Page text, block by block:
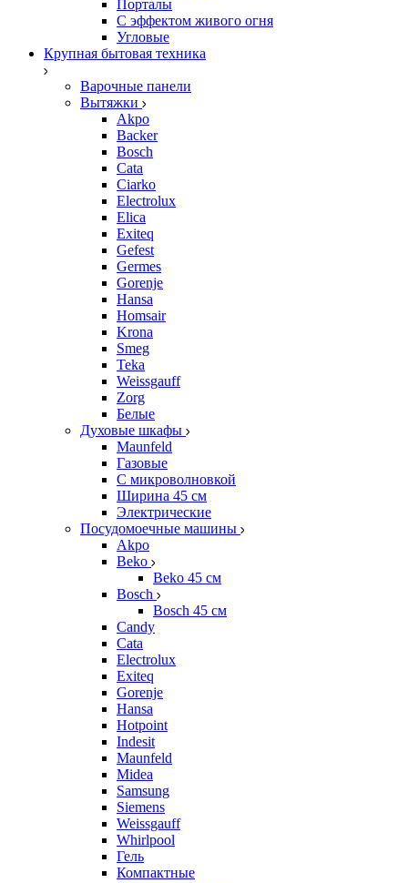
Порталы
С эффектом живого огня
Угловые
Крупная бытовая техника
Варочные панели
Вытяжки
Akpo
Backer
Bosch
Cata
Ciarko
Electrolux
Elica
Exiteq
Gefest
Germes
Gorenje
Hansa
Homsair
Krona
Smeg
Teka
Weissgauff
Zorg
Белые
Духовые шкафы
Maunfeld
Газовые
С микроволновкой
Ширина 45 см
Электрические
Посудомоечные машины
Akpo
Beko
Beko 45 см
Bosch
Bosch 45 см
Candy
Cata
Electrolux
Exiteq
Gorenje
Hansa
Hotpoint
Indesit
Maunfeld
Midea
Samsung
Siemens
Weissgauff
Whirlpool
Гель
Компактные